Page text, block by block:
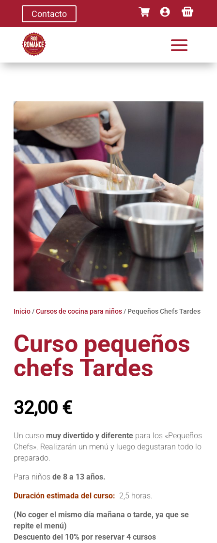
Contacto
Inicio/Cursos de cocina para niños/ Pequeños Chefs Tardes
Curso pequeños
chefs Tardes
32,00 €
Un curso muy divertido y diferente para los «Pequeños
Chefs». Realizarán un menú y luego degustaran todo lo
preparado.
Para niños de 8 a 13 años.
Duración estimada del curso: 2,5 horas.
(No coger el mismo día mañana o tarde, ya que se
repite el menú)
Descuento del 10% por reservar 4 cursos